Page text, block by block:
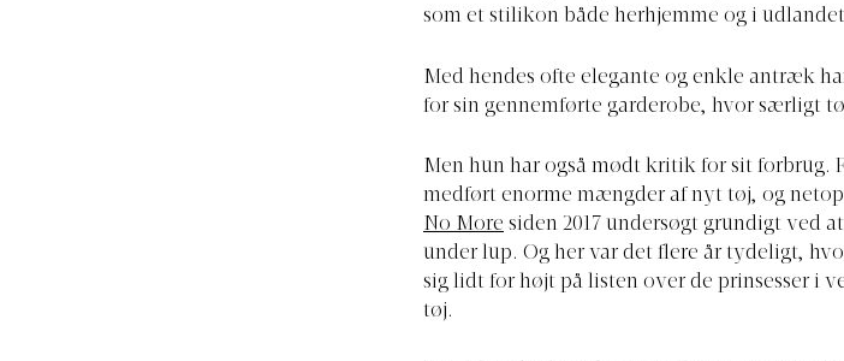
som et stilikon både herhjemme og i
Med hendes ofte elegante og enkle antræk
for sin gennemførte garderobe, hvor særligt
Men hun har også mødt kritik for sit forbrug.
medført enorme mængder af nyt tøj, og
No More siden 2017 undersøgt grundigt ved
under lup. Og her var det flere år tydeligt,
sig lidt for højt på listen over de prinsesser i
tøj.